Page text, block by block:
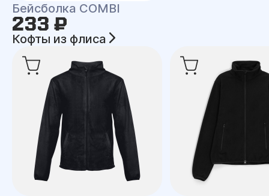
Бейсболка COMBI
233 ₽
Кофты из флиса